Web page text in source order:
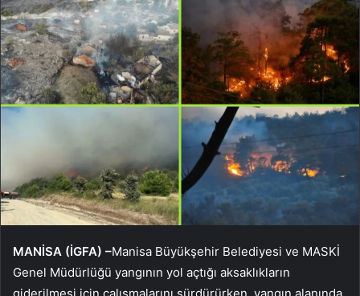
MANİSA (İGFA) –Manisa Büyükşehir Belediyesi ve MASKİ
Genel Müdürlüğü yangının yol açtığı aksaklıkların
giderilmesi için çalışmalarını sürdürürken, yangın alanında